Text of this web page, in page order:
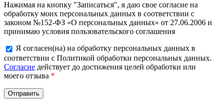
Нажимая на кнопку "Записаться", я даю свое согласие на
обработку моих персональных данных в соответствии с
законом №152-ФЗ «О персональных данных» от 27.06.2006 и
принимаю условия пользовательского соглашения
Я согласен(на) на обработку персональных данных в
соответствии с Политикой обработки персональных данных.
Согласие действует до достижения целей обработки или
моего отзыва *